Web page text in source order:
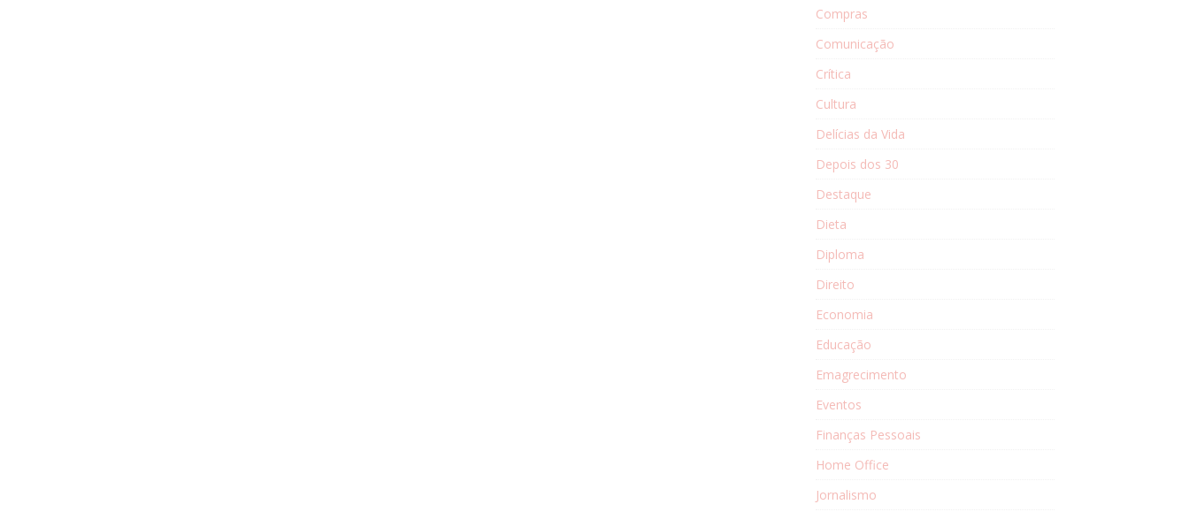
Compras
Comunicação
Crítica
Cultura
Delícias da Vida
Depois dos 30
Destaque
Dieta
Diploma
Direito
Economia
Educação
Emagrecimento
Eventos
Finanças Pessoais
Home Office
Jornalismo